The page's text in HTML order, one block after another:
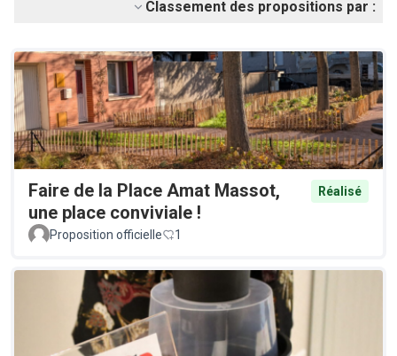
Classement des propositions par :
Faire de la Place Amat Massot,
une place conviviale !
Réalisé
Proposition officielle 1